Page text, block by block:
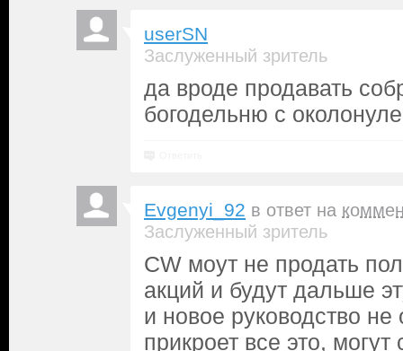
userSN
Заслуженный зритель
да вроде продавать
богодельню с
Evgenyi_92 в ответ на
Заслуженный зритель
CW моут не продать
акций и будут дальше
и новое руководство не
прикроет все это, могут